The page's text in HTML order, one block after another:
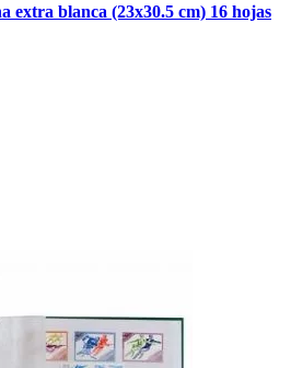
blanca (23x30.5 cm) 16 hojas